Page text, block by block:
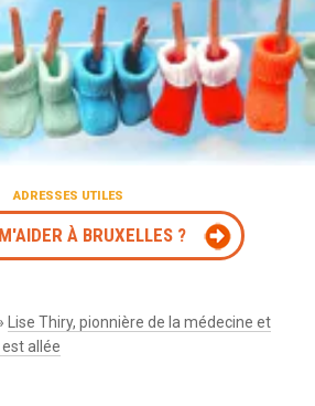
ADRESSES UTILES
À BRUXELLES ?
Lise Thiry, pionnière de la médecine et
allée